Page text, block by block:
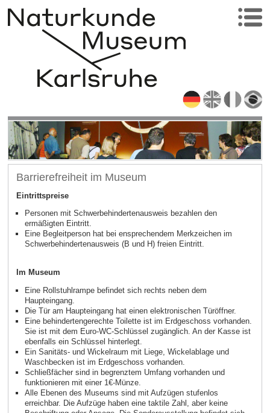
Barrierefreiheit im Museum
Eintrittspreise
Personen mit Schwerbehindertenausweis bezahlen den
ermäßigten Eintritt.
Eine Begleitperson hat bei ensprechendem Merkzeichen im
Schwerbehindertenausweis (B und H) freien Eintritt.
Im Museum
Eine Rollstuhlrampe befindet sich rechts neben dem
Haupteingang.
Die Tür am Haupteingang hat einen elektronischen Türöffner.
Eine behindertengerechte Toilette ist im Erdgeschoss vorhanden.
Sie ist mit dem Euro-WC-Schlüssel zugänglich. An der Kasse ist
ebenfalls ein Schlüssel hinterlegt.
Ein Sanitäts- und Wickelraum mit Liege, Wickelablage und
Waschbecken ist im Erdgeschoss vorhanden.
Schließfächer sind in begrenztem Umfang vorhanden und
funktionieren mit einer 1€-Münze.
Alle Ebenen des Museums sind mit Aufzügen stufenlos
erreichbar. Die Aufzüge haben eine taktile Zahl, aber keine